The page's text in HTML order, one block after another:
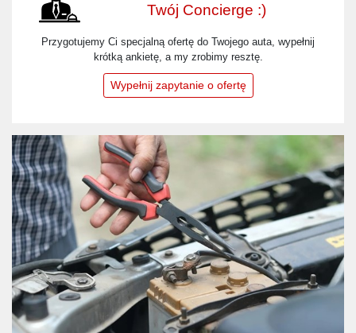
Twój Concierge :)
Przygotujemy Ci specjalną ofertę do Twojego auta, wypełnij
krótką ankietę, a my zrobimy resztę.
Wypełnij zapytanie o ofertę